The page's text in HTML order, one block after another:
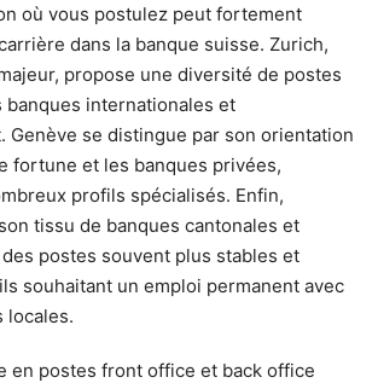
où vous postulez peut fortement
dans la banque suisse. Zurich,
propose une diversité de postes
banques internationales et
Genève se distingue par son orientation
fortune et les banques privées,
profils spécialisés. Enfin,
tissu de banques cantonales et
postes souvent plus stables et
souhaitant un emploi permanent avec
locales.
en postes front office et back office